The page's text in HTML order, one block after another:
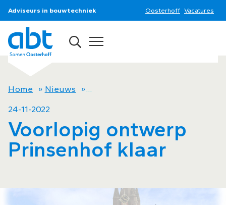
Adviseurs in bouwtechniek Oosterhoff Vacatures
Home » Nieuws » Voorlopig ontwerp Prinsenhof
24-11-2022
Voorlopig ontwerp
Prinsenhof klaar